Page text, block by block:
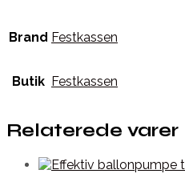
Brand Festkassen
Butik Festkassen
Relaterede varer